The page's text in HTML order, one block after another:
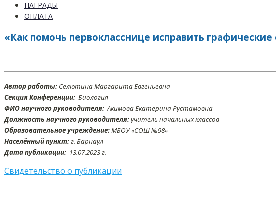
НАГРАДЫ
ОПЛАТА
«Как помочь первокласснице исправить
Автор работы: Селютина Маргарита Евгеньевна
Секция Конференции: Биология
ФИО научного руководителя: Акимова Екатерина Рустамовна
Должность научного руководителя:учитель начальных классов
Образовательное учреждение:МБОУ «СОШ №98»
Населённый пункт:г. Барнаул
Дата публикации: 13.07.2023 г.
Свидетельство о публикации